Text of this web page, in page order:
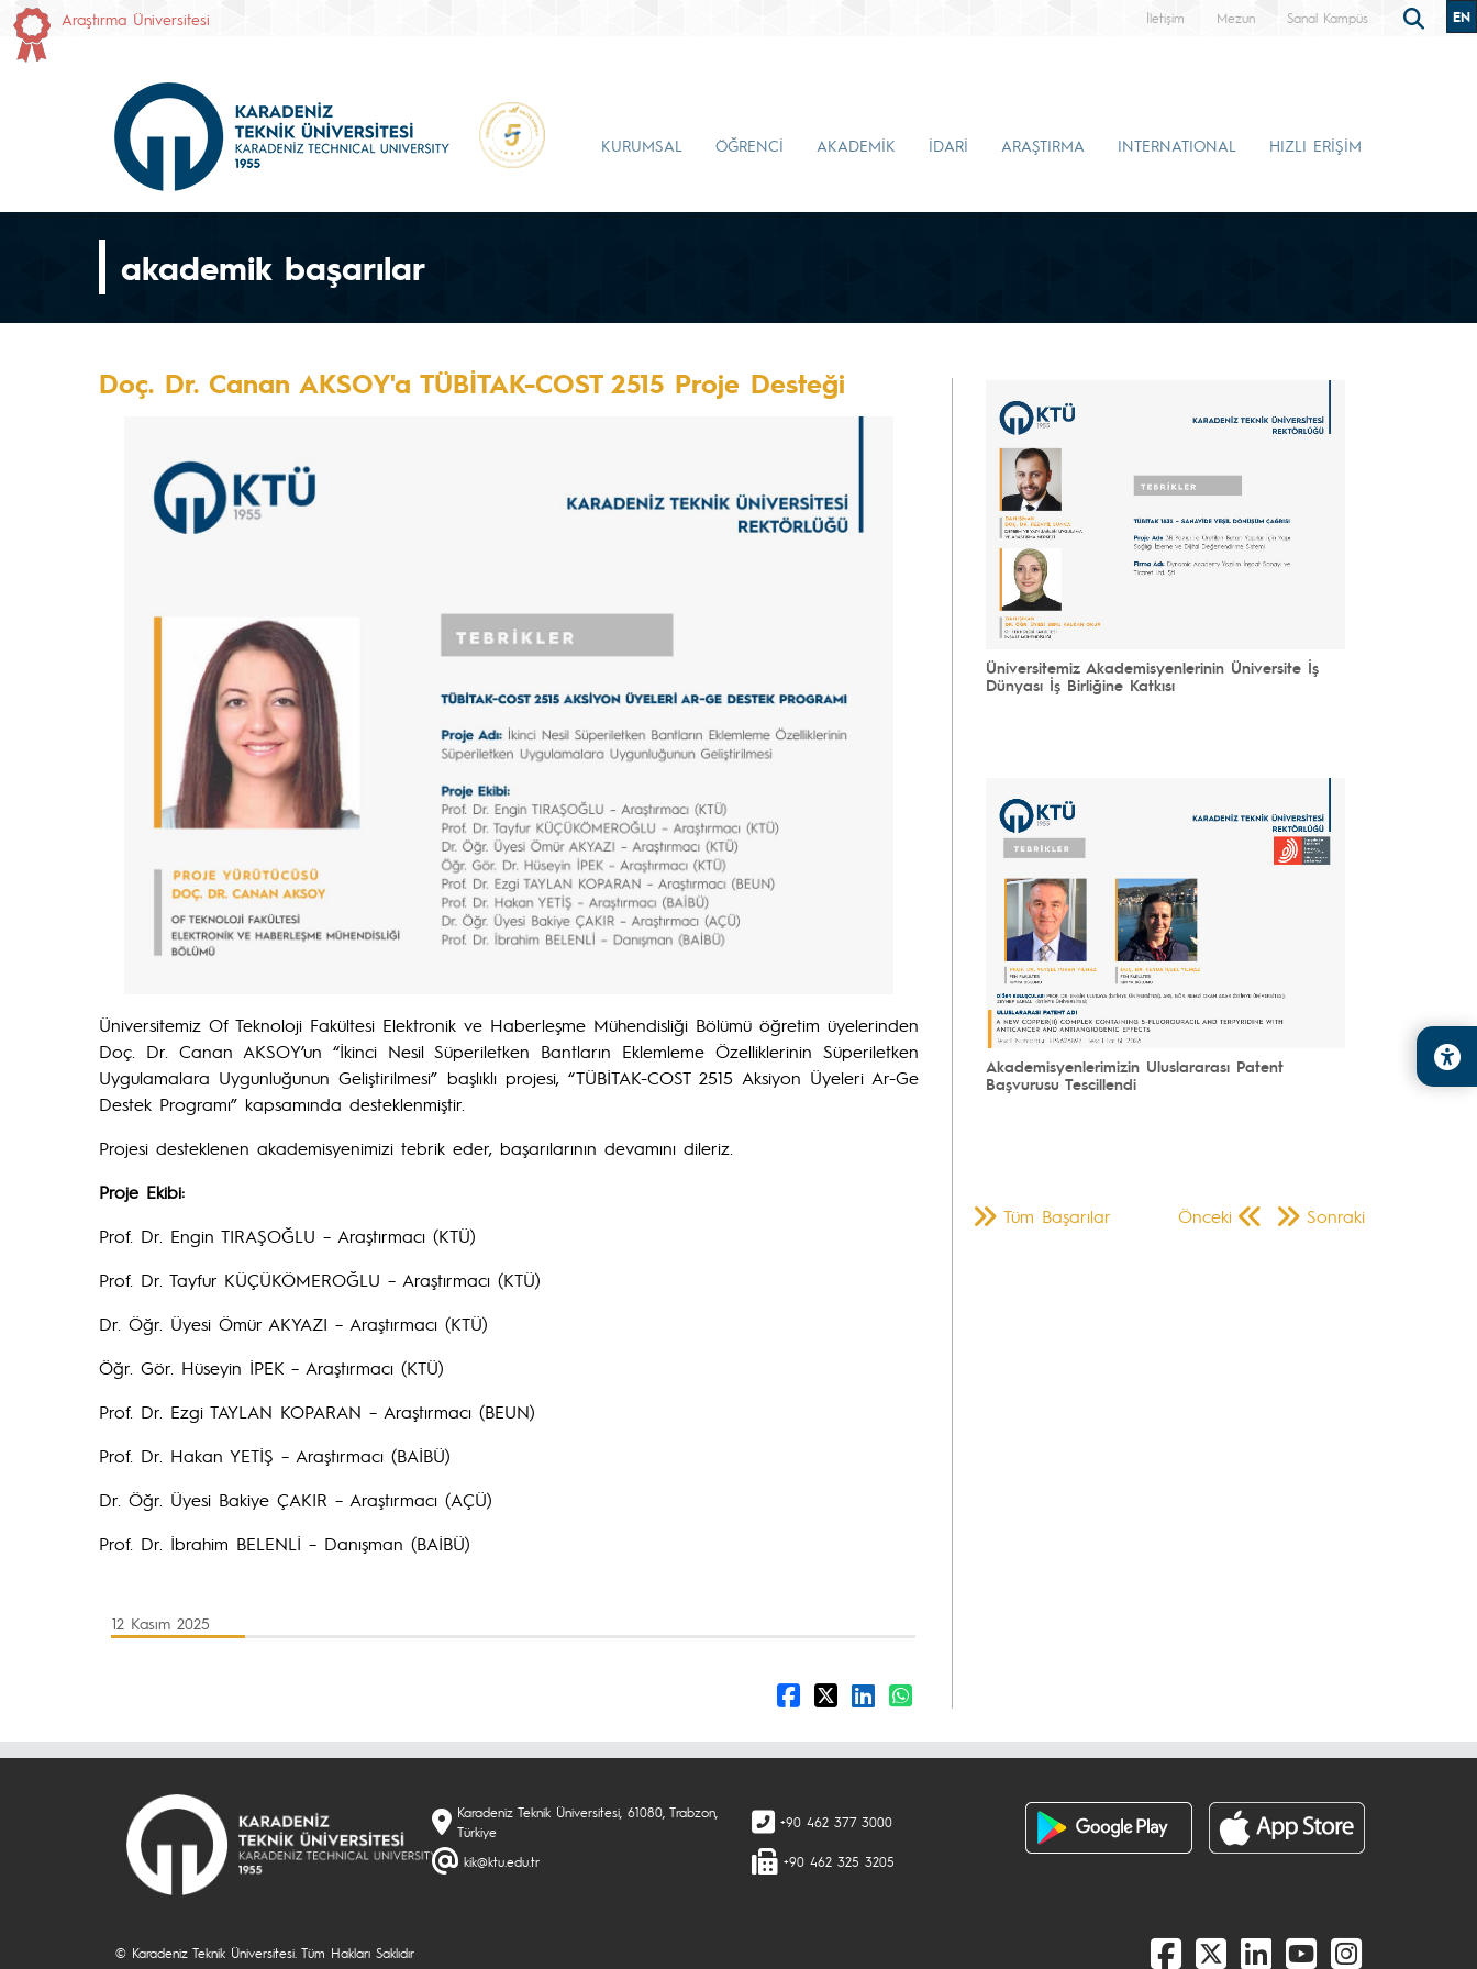
Araştırma Üniversitesi İletişim Mezun Sanal Kampüs EN
KURUMSAL ÖĞRENCİ AKADEMİK İDARİ ARAŞTIRMA INTERNATIONAL HIZLI ERİŞİM
akademik başarılar
Doç. Dr. Canan AKSOY'a TÜBİTAK-COST 2515 Proje Desteği
Üniversitemiz Of Teknoloji Fakültesi Elektronik ve Haberleşme Mühendisliği Bölümü öğretim üyelerinden
Doç. Dr. Canan AKSOY’un “İkinci Nesil Süperiletken Bantların Eklemleme Özelliklerinin Süperiletken
Uygulamalara Uygunluğunun Geliştirilmesi” başlıklı projesi, “TÜBİTAK-COST 2515 Aksiyon Üyeleri Ar-Ge
Destek Programı” kapsamında desteklenmiştir.
Projesi desteklenen akademisyenimizi tebrik eder, başarılarının devamını dileriz.
Proje Ekibi:
Prof. Dr. Engin TIRAŞOĞLU – Araştırmacı (KTÜ)
Prof. Dr. Tayfur KÜÇÜKÖMEROĞLU – Araştırmacı (KTÜ)
Dr. Öğr. Üyesi Ömür AKYAZI – Araştırmacı (KTÜ)
Öğr. Gör. Hüseyin İPEK – Araştırmacı (KTÜ)
Prof. Dr. Ezgi TAYLAN KOPARAN – Araştırmacı (BEUN)
Prof. Dr. Hakan YETİŞ – Araştırmacı (BAİBÜ)
Dr. Öğr. Üyesi Bakiye ÇAKIR – Araştırmacı (AÇÜ)
Prof. Dr. İbrahim BELENLİ – Danışman (BAİBÜ)
12 Kasım 2025
Üniversitemiz Akademisyenlerinin Üniversite İş
Dünyası İş Birliğine Katkısı
Akademisyenlerimizin Uluslararası Patent
Başvurusu Tescillendi
Önceki Sonraki
Tüm Başarılar
Karadeniz Teknik Üniversitesi, 61080, Trabzon,
Türkiye
kik@ktu.edu.tr
+90 462 377 3000
+90 462 325 3205
© Karadeniz Teknik Üniversitesi. Tüm Hakları Saklıdır